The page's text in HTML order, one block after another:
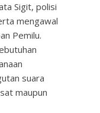
Sigit, polisi
mengawal
Pemilu.
suara
maupun